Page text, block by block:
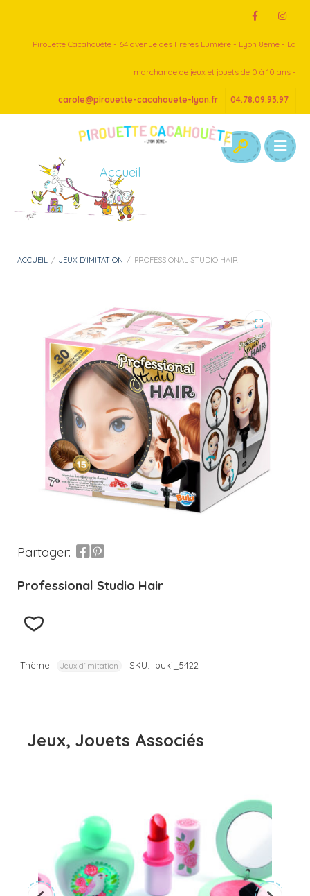
Pirouette Cacahouète - 64 avenue des Frères Lumière - Lyon 8eme - La
marchande de jeux et jouets de 0 à 10 ans -
carole@pirouette-cacahouete-lyon.fr 04.78.09.93.97
Accueil
ACCUEIL / JEUX D'IMITATION / PROFESSIONAL STUDIO HAIR
Partager:
Professional Studio Hair
Thème: Jeux d'imitation SKU: buki_5422
Jeux, Jouets Associés